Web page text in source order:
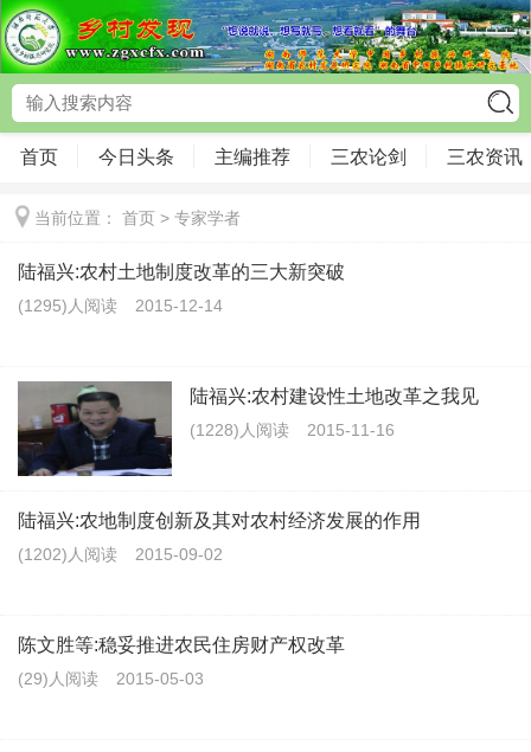
首页 今日头条 主编推荐 三农论剑 三农资讯
当前位置： 首页 > 专家学者
陆福兴:农村土地制度改革的三大新突破
(1295)人阅读 2015-12-14
陆福兴:农村建设性土地改革之我见
(1228)人阅读 2015-11-16
陆福兴:农地制度创新及其对农村经济发展的作用
(1202)人阅读 2015-09-02
陈文胜等:稳妥推进农民住房财产权改革
(29)人阅读 2015-05-03